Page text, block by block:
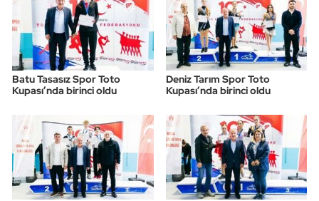
Batu Tasasız Spor Toto
Kupası’nda birinci oldu
Deniz Tarım Spor Toto
Kupası’nda birinci oldu